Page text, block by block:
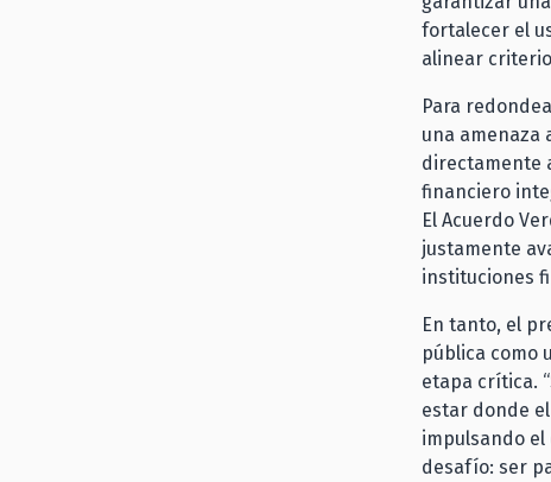
fortalecer el
alinear
Para
una amenaza
directamente
financiero
El Acuerdo
justamente
instituciones
En tanto, el
pública como
etapa crítica.
estar donde
impulsando el
desafío: ser